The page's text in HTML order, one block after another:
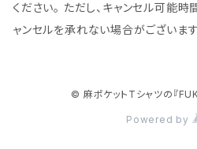
ください。 ただし、キャンセル可能
ャンセルを承れない場合がございます
© 麻ポケットTシャツの『
Powered by